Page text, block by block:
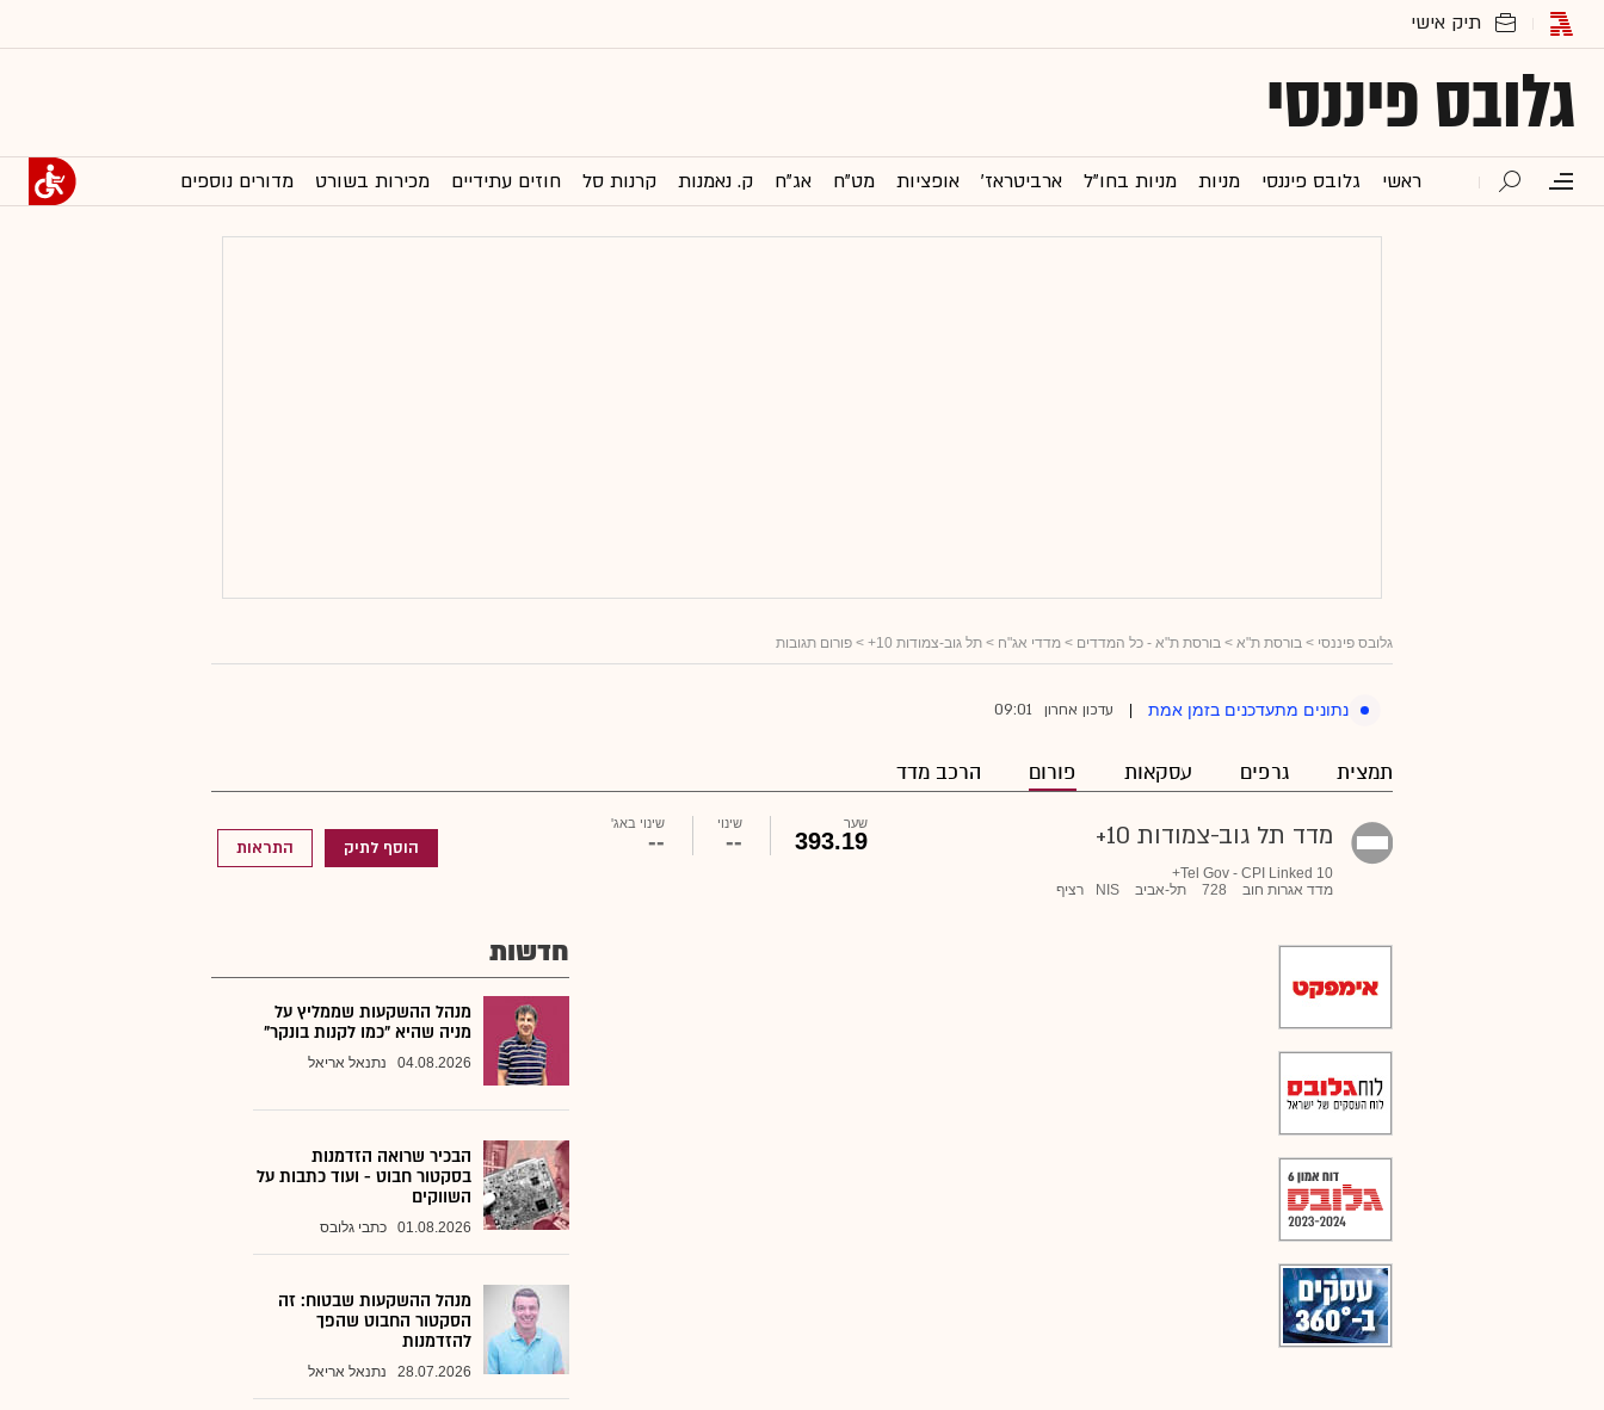
גלובס פיננסי
ראשי גלובס פיננסי מניות מניות בחו"ל ארביטראז' אופציות מט"ח אג"ח ק. נאמנות קרנות סל חוזים עתידיים מכירות בשורט מדורים נוספים
גלובס פיננסי > בורסת ת"א > בורסת ת"א - כל המדדים > מדדי אג"ח > תל גוב-צמודות 10+ > פורום תגובות
נתונים מתעדכנים בזמן אמת | עדכון אחרון 09:01
תמצית גרפים עסקאות פורום הרכב מדד
מדד תל גוב-צמודות 10+
Tel Gov - CPI Linked 10+
מדד אגרות חוב
728 תל-אביב NIS רציף
שער
393.34
שינוי
+0.04% הוסף לתיק התראות
חדשות
מנהל ההשקעות שממליץ על
מניה שהיא "כמו לקנות בונקר"
04.08.2026 נתנאל אריאל
הבכיר שרואה הזדמנות
בסקטור חבוט - ועוד כתבות על
השווקים
01.08.2026 כתבי גלובס
מנהל ההשקעות שבטוח: זה
הסקטור החבוט שהפך
להזדמנות
28.07.2026 נתנאל אריאל